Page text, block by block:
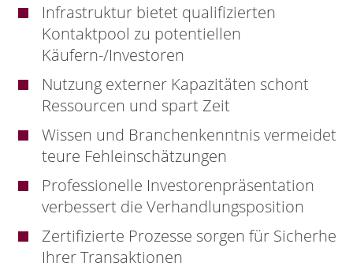
Infrastruktur bietet qualifizierten
Kontaktpool zu potentiellen
Käufern-/Investoren
Nutzung externer Kapazitäten schont
Ressourcen und spart Zeit
Wissen und Branchenkenntnis vermeidet
teure Fehleinschätzungen
Professionelle Investorenpräsentation
verbessert die Verhandlungsposition
Zertifizierte Prozesse sorgen für Sicherheit
Ihrer Transaktionen